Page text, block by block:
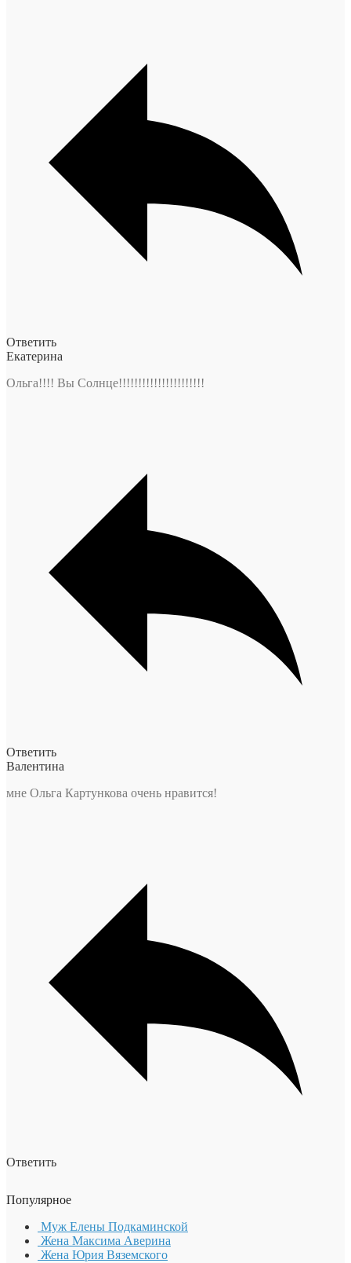
Ответить
Екатерина
Ольга!!!! Вы Солнце!!!!!!!!!!!!!!!!!!!!!!
Ответить
Валентина
мне Ольга Картункова очень нравится!
Ответить
Популярное
Муж Елены Подкаминской
Жена Максима Аверина
Жена Юрия Вяземского